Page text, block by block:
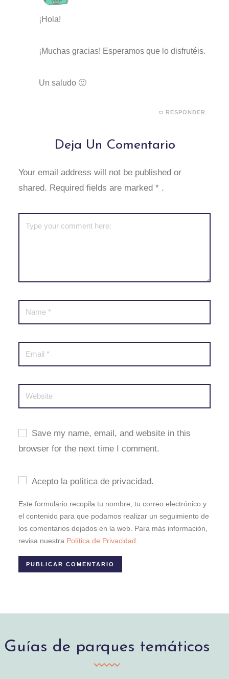
¡Hola!
¡Muchas gracias! Esperamos que lo disfrutéis.
Un saludo 🙂
RESPONDER
Deja Un Comentario
Your email address will not be published or
shared. Required fields are marked *.
Save my name, email, and website in this
browser for the next time I comment.
Acepto la política de privacidad.
Este formulario recopila tu nombre, tu correo electrónico y
el contenido para que podamos realizar un seguimiento de
los comentarios dejados en la web. Para más información,
revisa nuestra Política de Privacidad .
Guías de parques temáticos